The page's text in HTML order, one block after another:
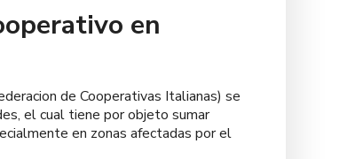
en
de Cooperativas Italianas) se
el cual tiene por objeto sumar
en zonas afectadas por el